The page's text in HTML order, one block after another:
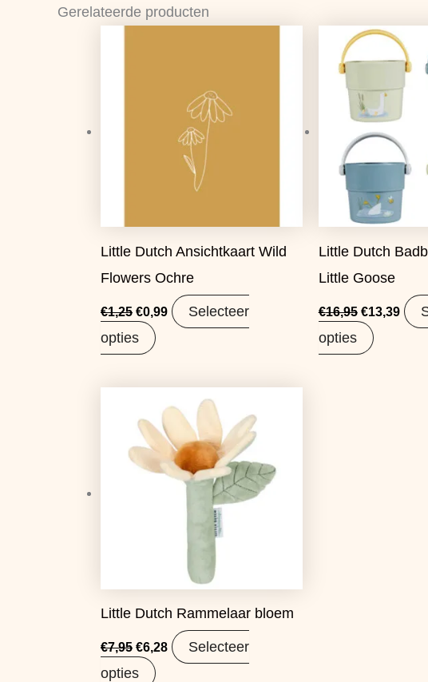
Gerelateerde producten
Little Dutch Ansichtkaart Wild
Flowers Ochre
€1,25 €0,99
Selecteer
opties
Little Dutch
Little Goose
€16,95
was:
€13,39
prijs
is:
opties
Little Dutch Rammelaar bloem
€7,95
was:
€7,95.
€6,28
prijs
is:
€6,28.
Selecteer
opties